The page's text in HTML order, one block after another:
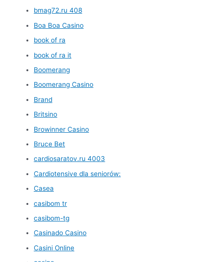
bmag72.ru 408
Boa Boa Casino
book of ra
book of ra it
Boomerang
Boomerang Casino
Brand
Britsino
Browinner Casino
Bruce Bet
cardiosaratov.ru 4003
Cardiotensive dla seniorów:
Casea
casibom tr
casibom-tg
Casinado Casino
Casini Online